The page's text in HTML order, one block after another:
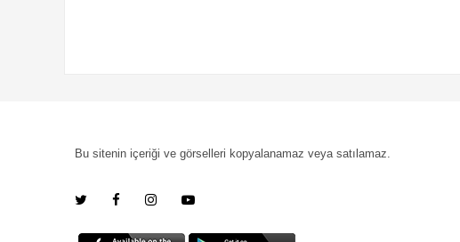
Bu sitenin içeriği ve görselleri kopyalanamaz veya satılamaz.